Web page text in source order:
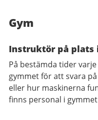
till
16
2026
Gym
Instruktör på plats
På bestämda tider
gymmet för att svara
eller hur maskinerna
finns personal i